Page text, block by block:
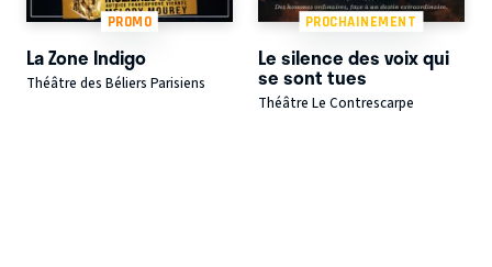
PROMO
La Zone Indigo
Théâtre des Béliers Parisiens
PROCHAINEMENT
Le silence des voix qui
se sont tues
Théâtre Le Contrescarpe